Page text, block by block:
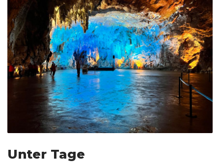
Unter Tage